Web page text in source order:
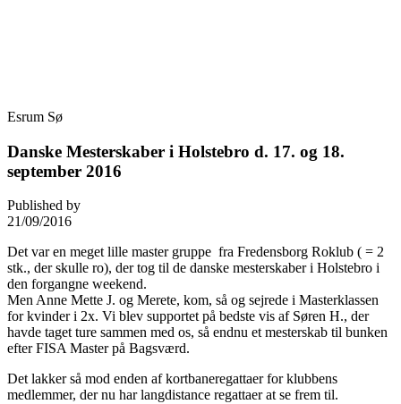
Esrum Sø
Danske Mesterskaber i Holstebro d. 17. og 18.
september 2016
Published by
21/09/2016
Det var en meget lille master gruppe fra Fredensborg Roklub ( = 2
stk., der skulle ro), der tog til de danske mesterskaber i Holstebro i
den forgangne weekend.
Men Anne Mette J. og Merete, kom, så og sejrede i Masterklassen
for kvinder i 2x. Vi blev supportet på bedste vis af Søren H., der
havde taget ture sammen med os, så endnu et mesterskab til bunken
efter FISA Master på Bagsværd.
Det lakker så mod enden af kortbaneregattaer for klubbens
medlemmer, der nu har langdistance regattaer at se frem til.